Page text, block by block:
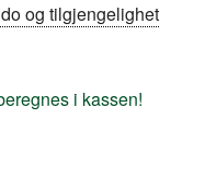
og tilgjengelighet
i kassen!